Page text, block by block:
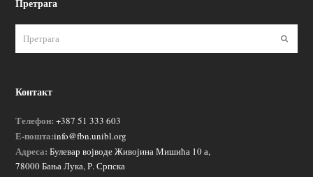
Контакт
Телефон: +387 51 333 603
Е-пошта:info@fbn.unibl.org
Адреса: Булевар војводе Живојина Мишића 10 а,
78000 Бања Лука, Р. Српска